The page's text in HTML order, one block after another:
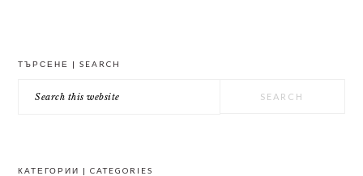
ТЪРСЕНЕ | SEARCH
this
КАТЕГОРИИ | CATEGORIES